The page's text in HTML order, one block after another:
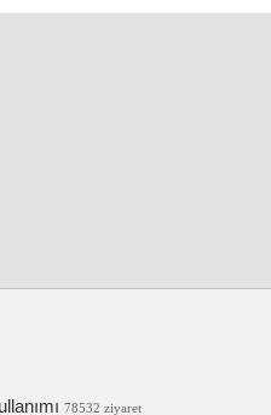
78532 ziyaret